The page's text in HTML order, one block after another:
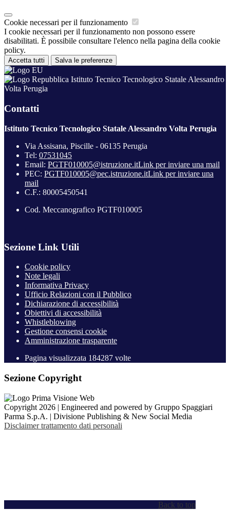
Cookie necessari per il funzionamento
I cookie necessari per il funzionamento non possono essere
disabilitati. È possibile consultare l'elenco nella pagina della cookie
policy.
Accetta tutti Salva le preferenze
Istituto Tecnico Tecnologico Statale Alessandro
Volta Perugia
Contatti
Istituto Tecnico Tecnologico Statale Alessandro Volta Perugia
Via Assisana, Piscille - 06135 Perugia
Tel: 07531045
Email: PGTF010005@istruzione.itLink per inviare una mail
PEC: PGTF010005@pec.istruzione.itLink per inviare una
mail
C.F.: 80005450541
Cod. Meccanografico PGTF010005
Sezione Link Utili
Cookie policy
Note legali
Informativa Privacy
Ufficio Relazioni con il Pubblico
Dichiarazione di accessibilità
Obiettivi di accessibilità
Whistleblowing
Gestione consensi cookie
Amministrazione trasparente
Pagina visualizzata 184287 volte
Sezione Copyright
Copyright 2026 | Engineered and powered by Gruppo Spaggiari
Parma S.p.A. | Divisione Publishing & New Social Media
Disclaimer trattamento dati personali
Back to top